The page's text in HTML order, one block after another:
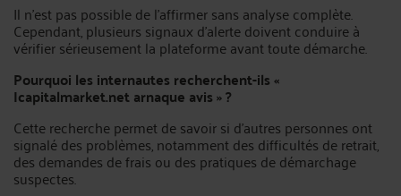
Il n’est pas possible de l’affirmer sans analyse complète.
Cependant, plusieurs signaux d’alerte doivent conduire à
vérifier sérieusement la plateforme avant toute démarche.
Pourquoi les internautes recherchent-ils «
Icapitalmarket.net arnaque avis » ?
Cette recherche permet de savoir si d’autres personnes ont
signalé des problèmes, notamment des difficultés de retrait,
des demandes de frais ou des pratiques de démarchage
suspectes.